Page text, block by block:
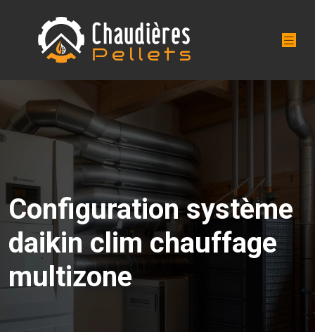
Configuration système
daikin clim chauffage
multizone